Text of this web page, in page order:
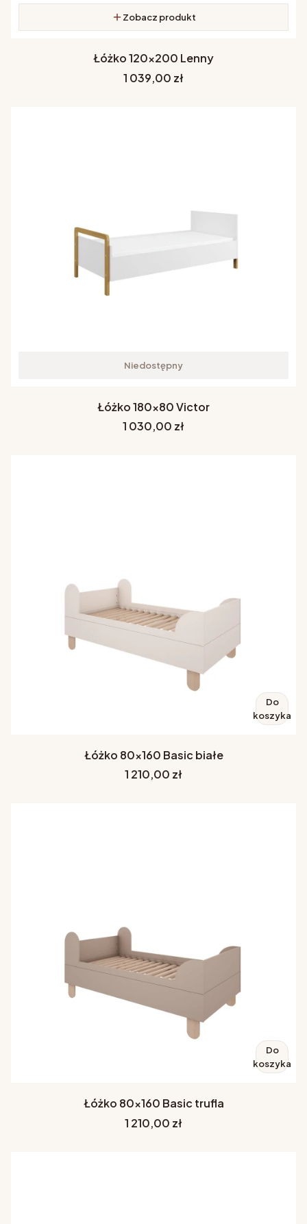
Zobacz produkt
Łóżko 120x200 Lenny
Cena
1 039,00 zł
Niedostępny
Łóżko 180x80 Victor
Cena
1 030,00 zł
Do
koszyka
Łóżko 80x160 Basic białe
Cena
1 210,00 zł
Do
koszyka
Łóżko 80x160 Basic trufla
Cena
1 210,00 zł